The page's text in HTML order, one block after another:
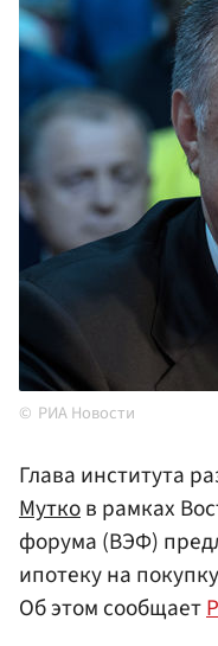
РИА Новости
Глава института
Мутков рамках
форума (ВЭФ)
ипотеку на
Об этом сообщает